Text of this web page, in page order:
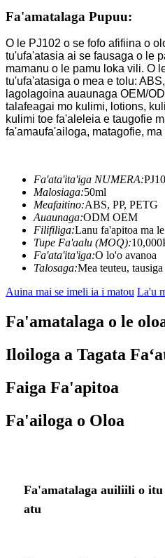
Fa'amatalaga Pupuu:
O le PJ102 o se fofo afifiina o
tu'ufa'atasia ai se fausaga o le
mamanu o le pamu loka vili. O
tu'ufa'atasiga o mea e tolu:
lagolagoina auaunaga OEM/
talafeagai mo kulimi, lotions,
kulimi toe fa'aleleia e taugofie
fa'amaufa'ailoga, matagofie,
Fa'ata'ita'iga NUMERA:
Malosiaga:50ml
Meafaitino:ABS, PP, PETG
Auaunaga:ODM OEM
Filifiliga:Lanu fa'apitoa ma
Tupe Fa'aalu (MOQ):
Fa'ata'ita'iga:O lo'o avanoa
Talosaga:Mea teuteu,
Auina mai se imeli ia i matou La'u
Fa'amatalaga o le
Iloiloga a Tagata
Faiga Fa'apitoa
Fa'ailoga o Oloa
Fa'amatalaga auiliili o
atu